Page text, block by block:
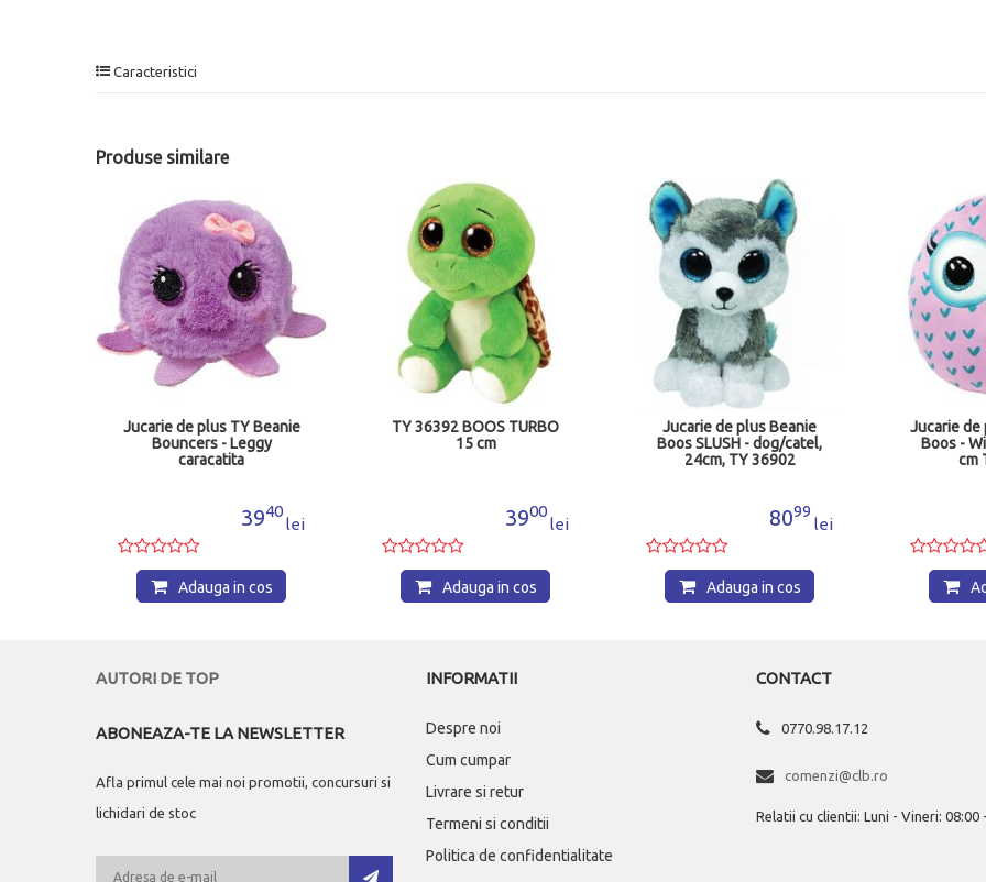
Caracteristici
Produse similare
Jucarie de plus TY Beanie
Bouncers - Leggy
caracatita
3940
lei
Adauga in cos
TY 36392 BOOS TURBO
15 cm
3900
lei
Adauga in cos
Jucarie de plus Beanie
Boos SLUSH - dog/catel,
24cm, TY 36902
8099
lei
Adauga in cos
Jucarie de
Boos -
cm
AUTORI DE TOP
ABONEAZA-TE LA NEWSLETTER
Afla primul cele mai noi promotii, concursuri si
lichidari de stoc
INFORMATII
Despre noi
Cum cumpar
Livrare si retur
Termeni si conditii
Politica de confidentialitate
CONTACT
0770.98.17.12
comenzi@clb.ro
Relatii cu clientii: Luni - Vineri: 08:00